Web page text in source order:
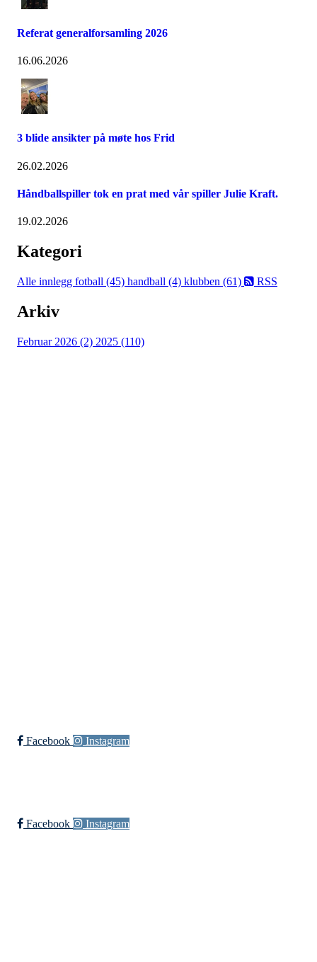
Referat generalforsamling 2026
16.06.2026
3 blide ansikter på møte hos Frid
26.02.2026
Håndballspiller tok en prat med vår spiller Julie Kraft.
19.02.2026
Kategori
Alle innlegg fotball (45) handball (4) klubben (61) RSS
Arkiv
Februar 2026 (2) 2025 (110)
Facebook Instagram
Facebook Instagram